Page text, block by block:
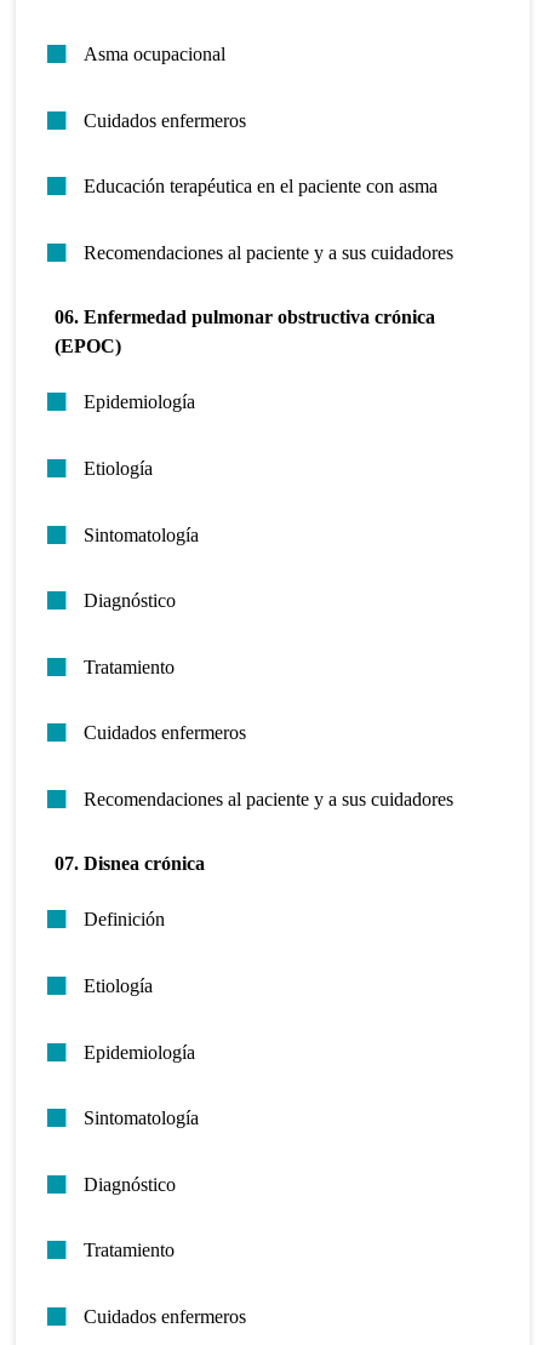
Asma ocupacional
Cuidados enfermeros
Educación terapéutica en el paciente con asma
Recomendaciones al paciente y a sus cuidadores
06. Enfermedad pulmonar obstructiva crónica
(EPOC)
Epidemiología
Etiología
Sintomatología
Diagnóstico
Tratamiento
Cuidados enfermeros
Recomendaciones al paciente y a sus cuidadores
07. Disnea crónica
Definición
Etiología
Epidemiología
Sintomatología
Diagnóstico
Tratamiento
Cuidados enfermeros